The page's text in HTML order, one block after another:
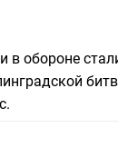
обороне